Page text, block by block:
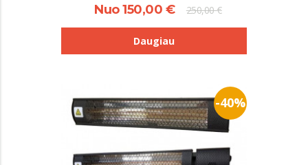
Nuo 150,00 € 250,00 €
Daugiau
-40%